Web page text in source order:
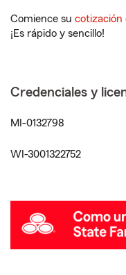
Comience su cotización
¡Es rápido y sencillo!
Credenciales y
MI-0132798
WI-3001322752